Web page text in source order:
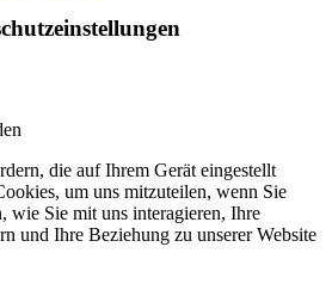
die auf Ihrem Gerät eingestellt
um uns mitzuteilen, wenn Sie
wie Sie mit uns interagieren, Ihre
und Ihre Beziehung zu unserer Website